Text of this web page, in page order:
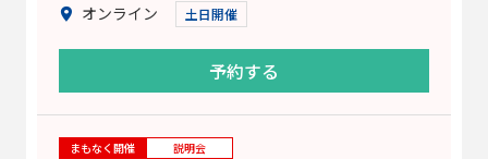
オンライン 土日開催
予約する
まもなく開催 説明会